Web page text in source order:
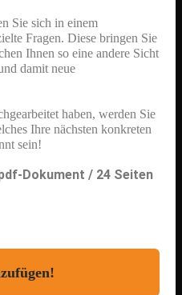
Sie sich in einem
Fragen. Diese bringen Sie
Ihnen so eine andere Sicht
damit neue
haben, werden Sie
Ihre nächsten konkreten
sein!
Dokument / 24 Seiten